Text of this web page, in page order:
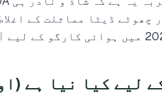
چھوٹے ڈیٹا مماثلت کے